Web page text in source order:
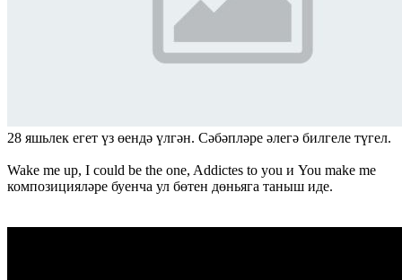
28 яшьлек егет үз өендә үлгән. Сәбәпләре әлегә билгеле түгел.
Wake me up, I could be the one, Addictes to you и You make me
композицияләре буенча ул бөтен дөньяга таныш иде.